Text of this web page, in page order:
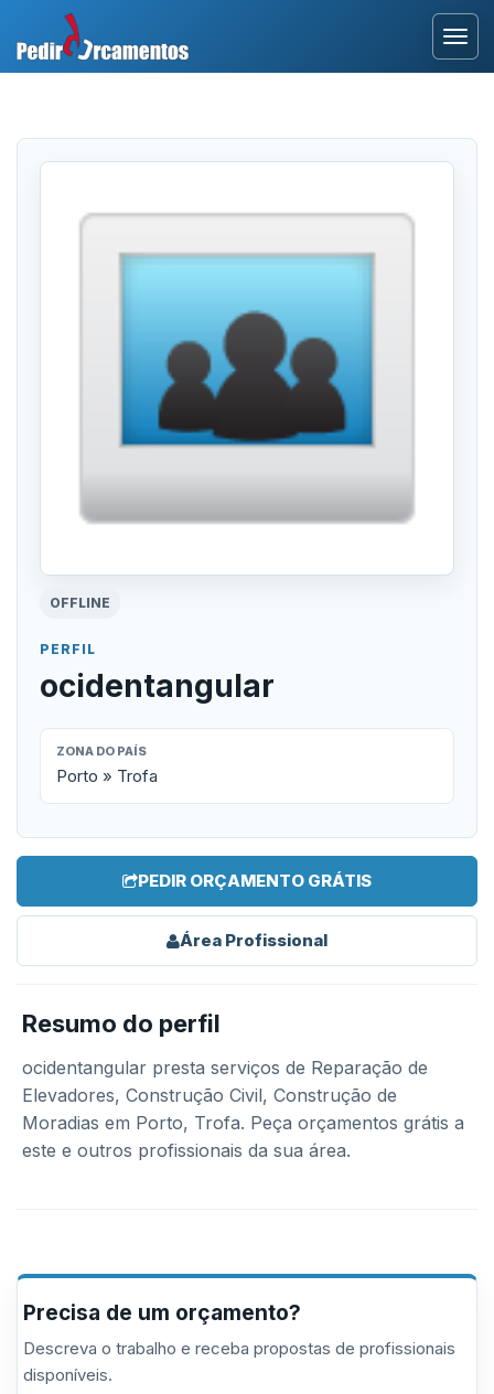
OFFLINE
PERFIL
ocidentangular
ZONA DO PAÍS
Porto » Trofa
PEDIR ORÇAMENTO GRÁTIS
Área Profissional
Resumo do perfil
ocidentangular presta serviços de Reparação de
Elevadores, Construção Civil, Construção de
Moradias em Porto, Trofa. Peça orçamentos grátis a
este e outros profissionais da sua área.
Precisa de um orçamento?
Descreva o trabalho e receba propostas de profissionais
disponíveis.
Área Profissional
Como Funciona?